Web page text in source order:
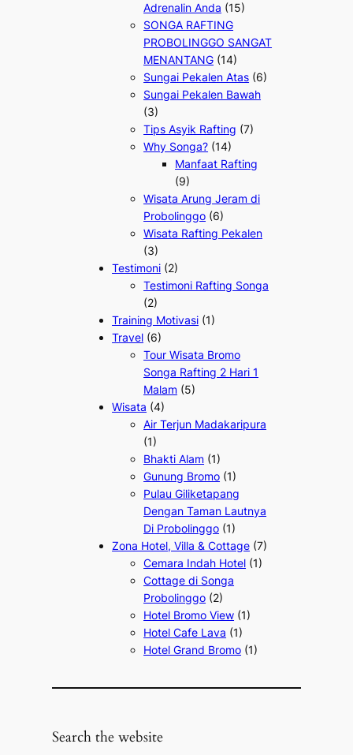
Adrenalin Anda (15)
SONGA RAFTING
PROBOLINGGO SANGAT
MENANTANG (14)
Sungai Pekalen Atas (6)
Sungai Pekalen Bawah
(3)
Tips Asyik Rafting (7)
Why Songa? (14)
Manfaat Rafting
(9)
Wisata Arung Jeram di
Probolinggo (6)
Wisata Rafting Pekalen
(3)
Testimoni (2)
Testimoni Rafting Songa
(2)
Training Motivasi (1)
Travel (6)
Tour Wisata Bromo
Songa Rafting 2 Hari 1
Malam (5)
Wisata (4)
Air Terjun Madakaripura
(1)
Bhakti Alam (1)
Gunung Bromo (1)
Pulau Giliketapang
Dengan Taman Lautnya
Di Probolinggo (1)
Zona Hotel, Villa & Cottage (7)
Cemara Indah Hotel (1)
Cottage di Songa
Probolinggo (2)
Hotel Bromo View (1)
Hotel Cafe Lava (1)
Hotel Grand Bromo (1)
Search the website